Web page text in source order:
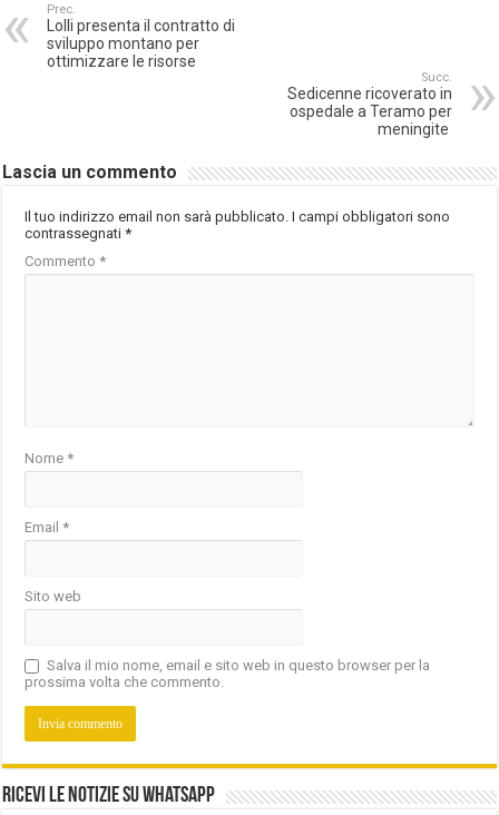
Prec.
Lolli presenta il contratto di
sviluppo montano per
ottimizzare le risorse
Succ.
Sedicenne ricoverato in
ospedale a Teramo per
meningite
Lascia un commento
Il tuo indirizzo email non sarà pubblicato. I campi obbligatori sono
contrassegnati*
Commento*
Nome*
Email*
Sito web
Salva il mio nome, email e sito web in questo browser per la
prossima volta che commento.
Ricevi le notizie su Whatsapp